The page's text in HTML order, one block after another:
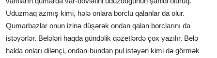
Uduzmaq azmış kimi, hələ onlara borclu qalanlar da olur.
Qumarbazlar onun izinə düşərək ondan qalan borclarını da
istəyərlər. Belələri haqda gündəlik qəzetlərdə çox yazılır. Belə
halda onları dilənçi, ondan-bundan pul istəyən kimi də görmək